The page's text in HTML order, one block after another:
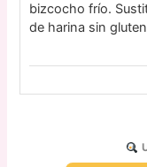
bizcocho frío.
de harina sin gluten